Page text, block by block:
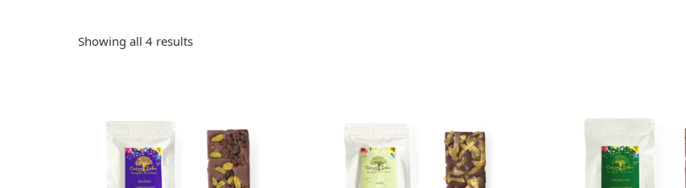
Showing all 4 results